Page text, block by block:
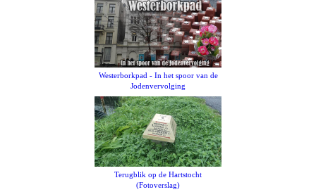
Westerborkpad - In het spoor van de
Jodenvervolging
Terugblik op de Hartstocht
(Fotoverslag)